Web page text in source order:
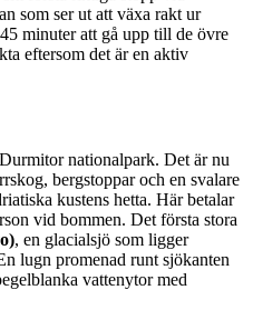
som ser ut att växa rakt ur
minuter att gå upp till de övre
eftersom det är en aktiv
nationalpark. Det är nu
bergstoppar och en svalare
kustens hetta. Här betalar
vid bommen. Det första stora
, en glacialsjö som ligger
lugn promenad runt sjökanten
vattenytor med